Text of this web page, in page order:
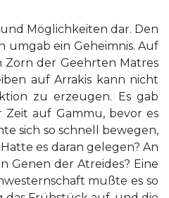
Möglichkeiten dar. Den
ein Geheimnis. Auf
Zorn der Geehrten Matres
auf Arrakis kann nicht
zu erzeugen. Es gab
auf Gammu, bevor es
sich so schnell bewegen,
es daran gelegen? An
Genen der Atreides? Eine
mußte es so